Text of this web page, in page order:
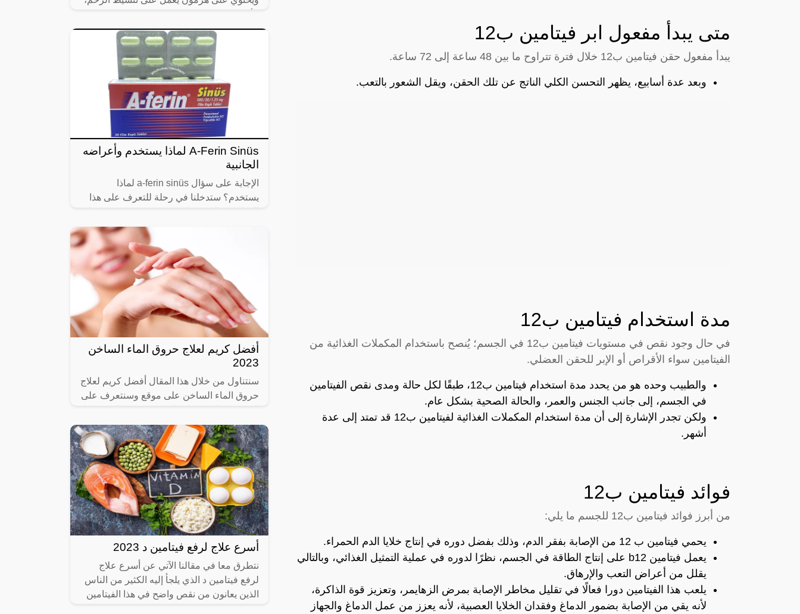
متى يبدأ مفعول ابر فيتامين ب12
يبدأ مفعول حقن فيتامين ب12 خلال فترة تتراوح ما بين 48 ساعة إلى 72 ساعة.
وبعد عدة أسابيع، يظهر التحسن الكلي الناتج عن تلك الحقن، ويقل الشعور بالتعب.
مدة استخدام فيتامين ب12
في حال وجود نقص في مستويات فيتامين ب12 في الجسم؛ يُنصح باستخدام المكملات الغذائية من
الفيتامين سواء الأقراص أو الإبر للحقن العضلي.
والطبيب وحده هو من يحدد مدة استخدام فيتامين ب12، طبقًا لكل حالة ومدى نقص الفيتامين
في الجسم، إلى جانب الجنس والعمر، والحالة الصحية بشكل عام.
ولكن تجدر الإشارة إلى أن مدة استخدام المكملات الغذائية لفيتامين ب12 قد تمتد إلى عدة
أشهر.
فوائد فيتامين ب12
من أبرز فوائد فيتامين ب12 للجسم ما يلي:
يحمي فيتامين ب 12 من الإصابة بفقر الدم، وذلك بفضل دوره في إنتاج خلايا الدم الحمراء.
يعمل فيتامين b12 على إنتاج الطاقة في الجسم، نظرًا لدوره في عملية التمثيل الغذائي، وبالتالي
يقلل من أعراض التعب والإرهاق.
يلعب هذا الفيتامين دورا فعالًا في تقليل مخاطر الإصابة بمرض الزهايمر، وتعزيز قوة الذاكرة،
لأنه يقي من الإصابة بضمور الدماغ وفقدان الخلايا العصبية، لأنه يعزز من عمل الدماغ والجهاز
A-Ferin Sinüs لماذا يستخدم وأعراضه
الجانبية
الإجابة على سؤال a-ferin sinüs لماذا
يستخدم؟ ستدخلنا في رحلة للتعرف على هذا
حالات تضخم البروستاتا للرجال، كما يتم
أفضل كريم لعلاج حروق الماء الساخن
2023
سنتناول من خلال هذا المقال أفضل كريم لعلاج
حروق الماء الساخن على موقع وسنتعرف على
كريم من أنواع الكريمات التي تعمل
أسرع علاج لرفع فيتامين د 2023
نتطرق معا في مقالنا الآتي عن أسرع علاج
لرفع فيتامين د الذي يلجأ إليه الكثير من الناس
الذين يعانون من نقص واضح في هذا الفيتامين